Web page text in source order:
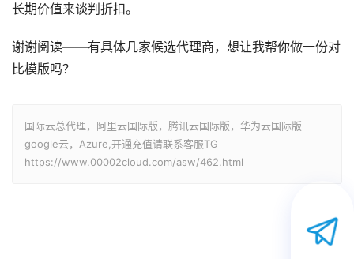
长期价值来谈判折扣。
谢谢阅读——有具体几家候选代理商，想让我帮你做一份对
比模版吗？
国际云总代理，阿里云国际版，腾讯云国际版，华为云国际版
google云，Azure,开通充值请联系客服TG
https://www.00002cloud.com/asw/462.html